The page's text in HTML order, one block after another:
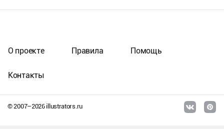
© 2007–2026illustrators.ru
О проекте Правила Помощь
Контакты